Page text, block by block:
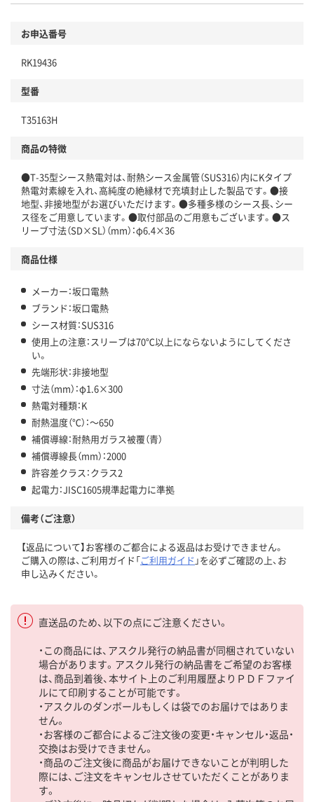
お申込番号
RK19436
型番
T35163H
商品の特徴
●T-35型シース熱電対は、耐熱シース金属管（SUS316）内にKタイプ
熱電対素線を入れ、高純度の絶縁材で充填封止した製品です。●接
地型、非接地型がお選びいただけます。●多種多様のシース長、シー
ス径をご用意しています。●取付部品のご用意もございます。●ス
リーブ寸法（SD×SL）（mm）：φ6.4×36
商品仕様
メーカー：坂口電熱
ブランド：坂口電熱
シース材質：SUS316
使用上の注意：スリーブは70℃以上にならないようにしてくださ
い。
先端形状：非接地型
寸法（mm）：φ1.6×300
熱電対種類：K
耐熱温度（℃）：～650
補償導線：耐熱用ガラス被覆（青）
補償導線長（mm）：2000
許容差クラス：クラス2
起電力：JISC1605規準起電力に準拠
備考（ご注意）
【返品について】お客様のご都合による返品はお受けできません。
ご購入の際は、ご利用ガイド「ご利用ガイド 」を必ずご確認の上、お
申し込みください。
直送品のため、以下の点にご注意ください。
・この商品には、アスクル発行の納品書が同梱されていない
場合があります。アスクル発行の納品書をご希望のお客様
は、商品到着後、本サイト上のご利用履歴よりＰＤＦファイ
ルにて印刷することが可能です。
・アスクルのダンボールもしくは袋でのお届けではありま
せん。
・お客様のご都合によるご注文後の変更・キャンセル・返品・
交換はお受けできません。
・商品のご注文後に商品がお届けできないことが判明した
際には、ご注文をキャンセルさせていただくことがありま
す。